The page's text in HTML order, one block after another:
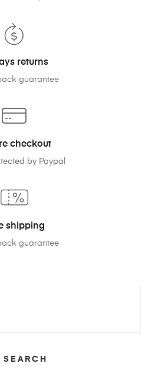
returns
guarantee
checkout
by Paypal
shipping
guarantee
SEARCH